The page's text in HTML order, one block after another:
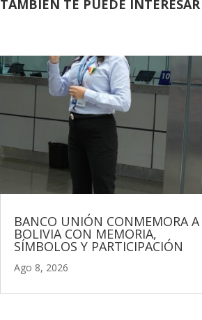
TAMBIÉN TE PUEDE INTERESAR
BANCO UNIÓN CONMEMORA A
BOLIVIA CON MEMORIA,
SÍMBOLOS Y PARTICIPACIÓN
Ago 8, 2026